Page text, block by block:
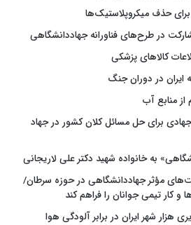
برای حذف میکروپلاستیک‌ها
در طرح‌های فناورانه جهاددانشگاهی
منابع آب
جهادی برای حل مسائل کلان کشور در جهاد
به خانواده شهید دکتر علی لاریجانی
مؤثر جهاددانشگاهی در حوزه سرطان/
و کار تیمی جوانان را فراهم کند
هزار شهر ایران در برابر آلودگی هوا